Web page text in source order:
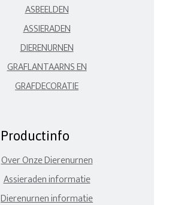
ASBEELDEN
ASSIERADEN
DIERENURNEN
GRAFLANTAARNS EN
GRAFDECORATIE
Productinfo
Over Onze Dierenurnen
Assieraden informatie
Dierenurnen informatie